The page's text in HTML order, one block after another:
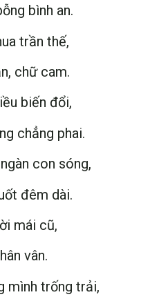
bình an.
trần thế,
chữ cam.
biến đổi,
chẳng phai.
con sóng,
đêm dài.
mái cũ,
vân.
mình trống trải,